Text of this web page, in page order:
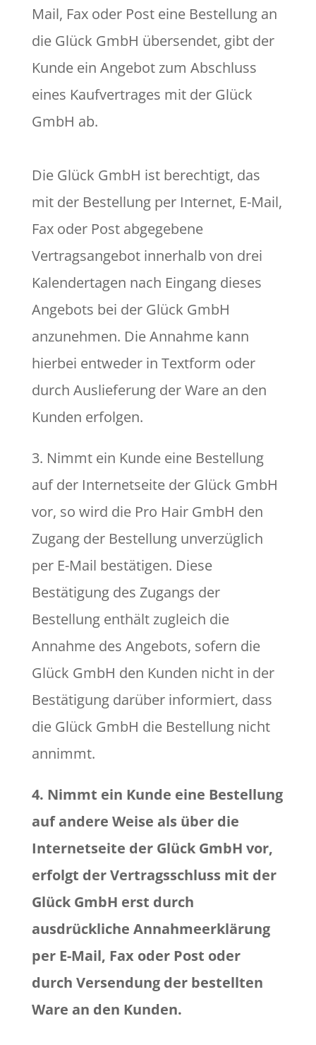
Mail, Fax oder Post eine Bestellung an
die Glück GmbH übersendet, gibt der
Kunde ein Angebot zum Abschluss
eines Kaufvertrages mit der Glück
GmbH ab.
Die Glück GmbH ist berechtigt, das
mit der Bestellung per Internet, E-Mail,
Fax oder Post abgegebene
Vertragsangebot innerhalb von drei
Kalendertagen nach Eingang dieses
Angebots bei der Glück GmbH
anzunehmen. Die Annahme kann
hierbei entweder in Textform oder
durch Auslieferung der Ware an den
Kunden erfolgen.
3. Nimmt ein Kunde eine Bestellung
auf der Internetseite der Glück GmbH
vor, so wird die Pro Hair GmbH den
Zugang der Bestellung unverzüglich
per E-Mail bestätigen. Diese
Bestätigung des Zugangs der
Bestellung enthält zugleich die
Annahme des Angebots, sofern die
Glück GmbH den Kunden nicht in der
Bestätigung darüber informiert, dass
die Glück GmbH die Bestellung nicht
annimmt.
4. Nimmt ein Kunde eine Bestellung
auf andere Weise als über die
Internetseite der Glück GmbH vor,
erfolgt der Vertragsschluss mit der
Glück GmbH erst durch
ausdrückliche Annahmeerklärung
per E-Mail, Fax oder Post oder
durch Versendung der bestellten
Ware an den Kunden.